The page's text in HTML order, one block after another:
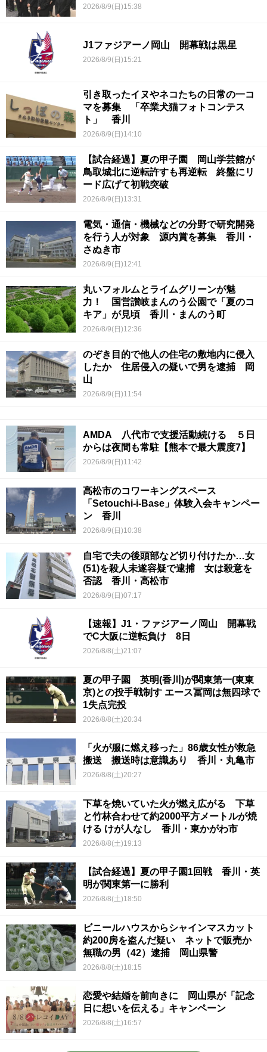
2026/8/9(日)15:38
J1ファジアーノ岡山 開幕戦は黒星
2026/8/9(日)15:21
引き取ったイヌやネコたちの日常の一コ
マを募集 「卒業犬猫フォトコンテス
ト」 香川
2026/8/9(日)14:10
【試合経過】夏の甲子園 岡山学芸館が
鳥取城北に逆転許すも再逆転 終盤にリ
ード広げて初戦突破
2026/8/9(日)13:31
電気・通信・機械などの分野で研究開発
を行う人が対象 源内賞を募集 香川・
さぬき市
2026/8/9(日)12:41
丸いフォルムとライムグリーンが魅
力！ 国営讃岐まんのう公園で「夏のコ
キア」が見頃 香川・まんのう町
2026/8/9(日)12:36
のぞき目的で他人の住宅の敷地内に侵入
したか 住居侵入の疑いで男を逮捕 岡
山
2026/8/9(日)11:54
AMDA 八代市で支援活動続ける ５日
からは夜間も常駐【熊本で最大震度7】
2026/8/9(日)11:42
高松市のコワーキングスペース
「Setouchi-i-Base」体験入会キャンペー
ン 香川
2026/8/9(日)10:38
自宅で夫の後頭部など切り付けたか…女
(51)を殺人未遂容疑で逮捕 女は殺意を
否認 香川・高松市
2026/8/9(日)07:17
【速報】J1・ファジアーノ岡山 開幕戦
でC大阪に逆転負け 8日
2026/8/8(土)21:07
夏の甲子園 英明(香川)が関東第一(東東
京)との投手戦制す エース冨岡は無四球で
1失点完投
2026/8/8(土)20:34
「火が服に燃え移った」86歳女性が救急
搬送 搬送時は意識あり 香川・丸亀市
2026/8/8(土)20:27
下草を焼いていた火が燃え広がる 下草
と竹林合わせて約2000平方メートルが焼
ける けが人なし 香川・東かがわ市
2026/8/8(土)19:13
【試合経過】夏の甲子園1回戦 香川・英
明が関東第一に勝利
2026/8/8(土)18:50
ビニールハウスからシャインマスカット
約200房を盗んだ疑い ネットで販売か
無職の男（42）逮捕 岡山県警
2026/8/8(土)18:15
恋愛や結婚を前向きに 岡山県が「記念
日に想いを伝える」キャンペーン
2026/8/8(土)16:57